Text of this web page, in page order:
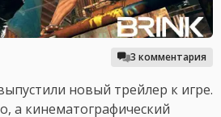
3 комментария
новый трейлер к игре.
а кинематографический